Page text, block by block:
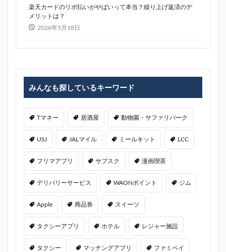
楽天カードのリボ払いがやばいって本当？繰り上げ返済のデ
メリットは？
2026年5月18日
みんなも探しているキーワード
Tマネー 居酒屋 動物園・サファリパーク
USJ JALマイル ミールキット LCC
フリマアプリ サブスク 漫画喫茶
デリバリーサービス WAONポイント ジム
Apple 商品券 スイーツ
タクシーアプリ ホテル レジャー施設
タクシー マッチングアプリ ファミペイ